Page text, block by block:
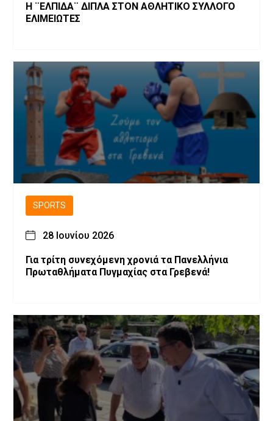
Η ¨ΕΛΠΙΔΑ¨ ΔΙΠΛΑ ΣΤΟΝ ΑΘΛΗΤΙΚΟ ΣΥΛΛΟΓΟ
ΕΛΙΜΕΙΩΤΕΣ
SPORTS
28 Ιουνίου 2026
Για τρίτη συνεχόμενη χρονιά τα Πανελλήνια
Πρωταθλήματα Πυγμαχίας στα Γρεβενά!